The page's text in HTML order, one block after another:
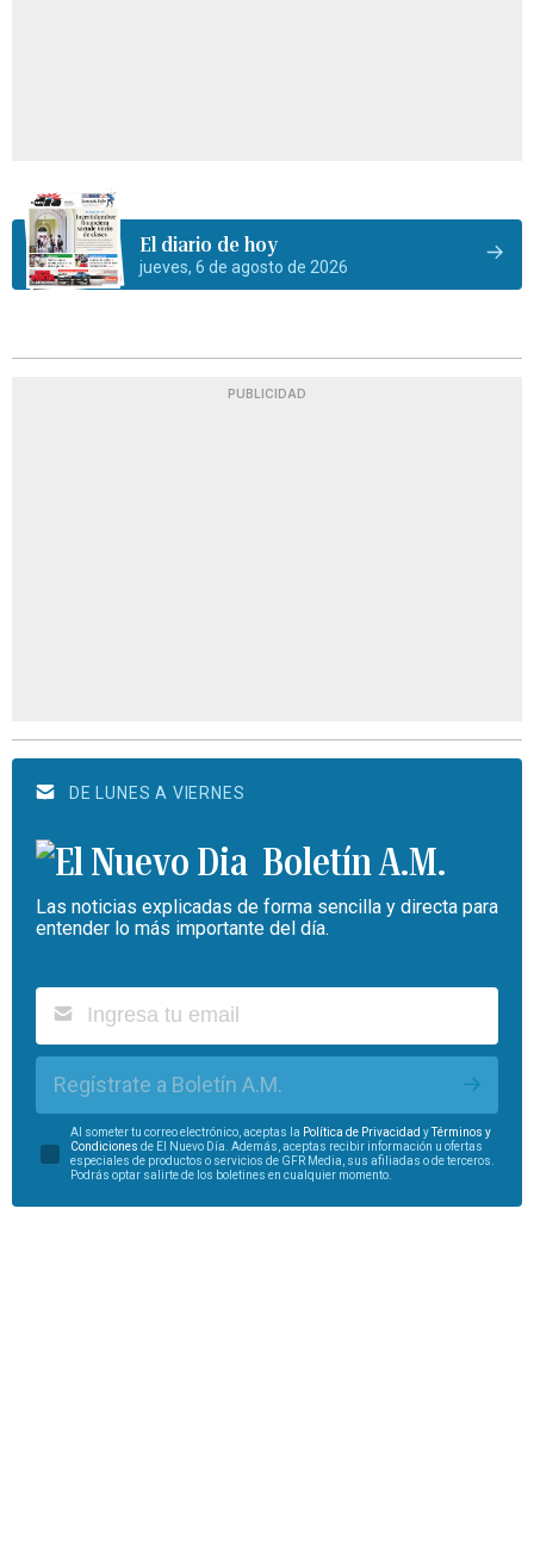
El diario de hoy
jueves, 6 de agosto de 2026
PUBLICIDAD
DE LUNES A VIERNES
Boletín A.M.
Las noticias explicadas de forma sencilla y directa para
entender lo más importante del día.
Regístrate a Boletín A.M.
Al someter tu correo electrónico, aceptas la Política de Privacidad yTérminos y
Condiciones de El Nuevo Día. Además, aceptas recibir información u ofertas
especiales de productos o servicios de GFR Media, sus afiliadas o de terceros.
Podrás optar salirte de los boletines en cualquier momento.